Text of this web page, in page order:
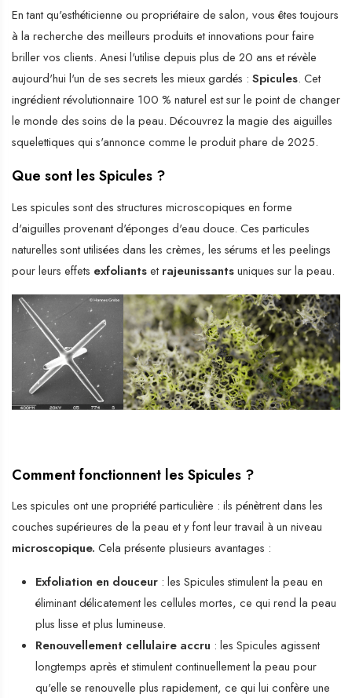
En tant qu'esthéticienne ou propriétaire de salon, vous êtes toujours
à la recherche des meilleurs produits et innovations pour faire
briller vos clients. Anesi l'utilise depuis plus de 20 ans et révèle
aujourd'hui l'un de ses secrets les mieux gardés : Spicules. Cet
ingrédient révolutionnaire 100 % naturel est sur le point de changer
le monde des soins de la peau. Découvrez la magie des aiguilles
squelettiques qui s'annonce comme le produit phare de 2025.
Que sont les Spicules ?
Les spicules sont des structures microscopiques en forme
d'aiguilles provenant d'éponges d'eau douce. Ces particules
naturelles sont utilisées dans les crèmes, les sérums et les peelings
pour leurs effets exfoliantsetrajeunissantsuniques sur la peau.
Comment fonctionnent les Spicules ?
Les spicules ont une propriété particulière : ils pénètrent dans les
couches supérieures de la peau et y font leur travail à un niveau
microscopique. Cela présente plusieurs avantages :
Exfoliation en douceur : les Spicules stimulent la peau en
éliminant délicatement les cellules mortes, ce qui rend la peau
plus lisse et plus lumineuse.
Renouvellement cellulaire accru : les Spicules agissent
longtemps après et stimulent continuellement la peau pour
qu'elle se renouvelle plus rapidement, ce qui lui confère une